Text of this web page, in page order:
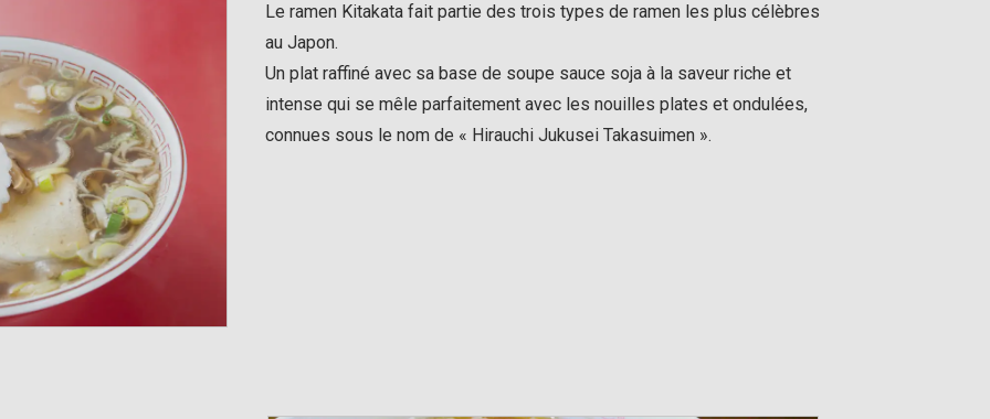
Le ramen Kitakata fait partie des trois types de ramen les plus célèbres
au Japon.
Un plat raffiné avec sa base de soupe sauce soja à la saveur riche et
intense qui se mêle parfaitement avec les nouilles plates et ondulées,
connues sous le nom de « Hirauchi Jukusei Takasuimen ».